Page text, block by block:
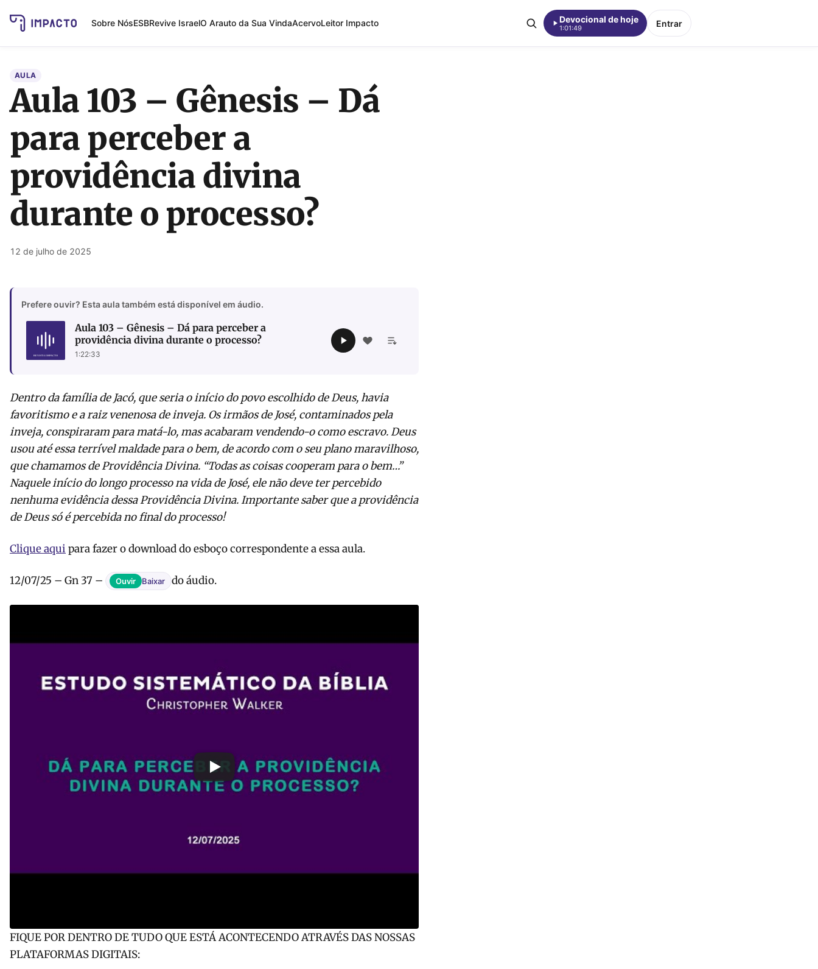
Sobre NósESBRevive IsraelO Arauto da Sua VindaAcervoLeitor Impacto Devocional de hoje
1:01:49 Entrar
AULA
Aula 103 – Gênesis – Dá
para perceber a
providência divina
durante o processo?
12 de julho de 2025
Prefere ouvir? Esta aula também está disponível em áudio.
Aula 103 – Gênesis – Dá para perceber a
providência divina durante o processo?
1:22:33
Dentro da família de Jacó, que seria o início do povo escolhido de Deus, havia
favoritismo e a raiz venenosa de inveja. Os irmãos de José, contaminados pela
inveja, conspiraram para matá-lo, mas acabaram vendendo-o como escravo. Deus
usou até essa terrível maldade para o bem, de acordo com o seu plano maravilhoso,
que chamamos de Providência Divina. “Todas as coisas cooperam para o bem…”
Naquele início do longo processo na vida de José, ele não deve ter percebido
nenhuma evidência dessa Providência Divina. Importante saber que a providência
de Deus só é percebida no final do processo!
Clique aqui para fazer o download do esboço correspondente a essa aula.
12/07/25 – Gn 37 – Ouvir Baixar do áudio.
FIQUE POR DENTRO DE TUDO QUE ESTÁ ACONTECENDO ATRAVÉS DAS NOSSAS
PLATAFORMAS DIGITAIS: